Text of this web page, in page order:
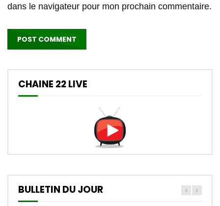
dans le navigateur pour mon prochain commentaire.
CHAINE 22 LIVE
BULLETIN DU JOUR